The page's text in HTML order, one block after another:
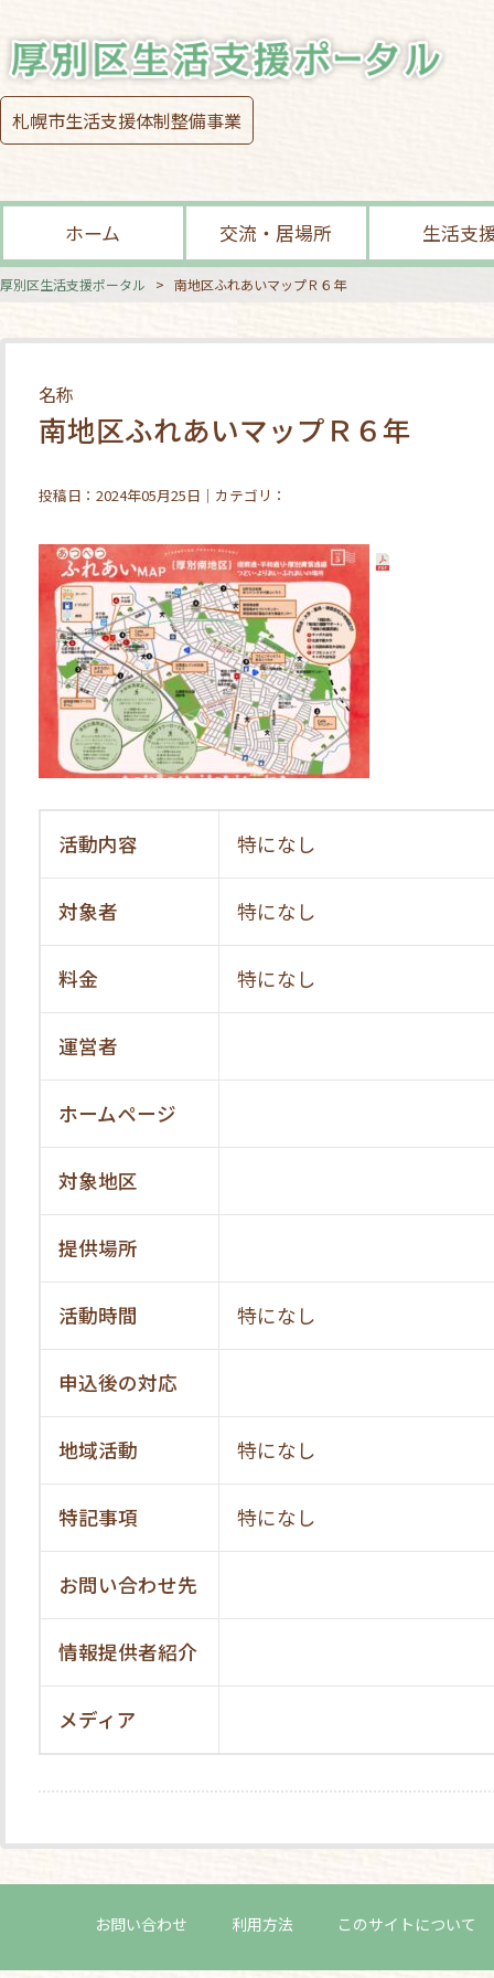
札幌市生活支援体制整備事業
ホーム 交流・居場所 生活支
厚別区生活支援ポータル > 南地区ふれあいマップＲ６年
名称
南地区ふれあいマップＲ６年
投稿日：2024年05月25日｜カテゴリ：
活動内容 特になし
対象者 特になし
料金 特になし
運営者
ホームページ
対象地区
提供場所
活動時間 特になし
申込後の対応
地域活動 特になし
特記事項 特になし
お問い合わせ先
情報提供者紹介
メディア
お問い合わせ 利用方法 このサイトについて